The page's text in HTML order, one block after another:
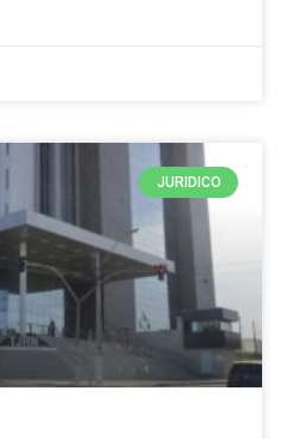
JURIDICO